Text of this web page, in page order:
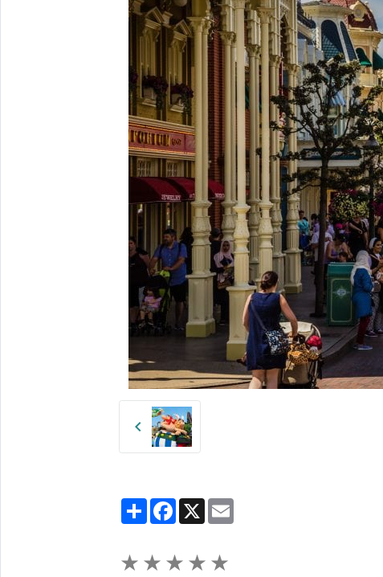
PartagerFacebook
X
★ ★ ★ ★ ★